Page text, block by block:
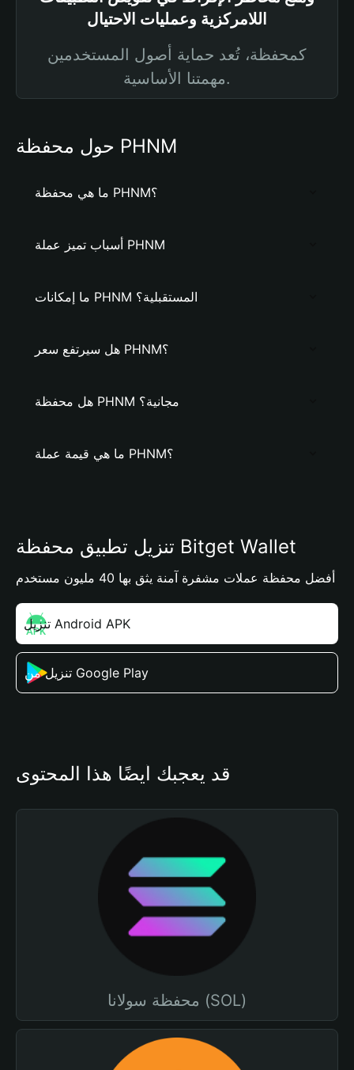
اللامركزية وعمليات الاحتيال
كمحفظة، تُعد حماية أصول المستخدمين
مهمتنا الأساسية.
حول محفظة PHNM
ما هي محفظة PHNM؟
أسباب تميز عملة PHNM
ما إمكانات PHNM المستقبلية؟
هل سيرتفع سعر PHNM؟
هل محفظة PHNM مجانية؟
ما هي قيمة عملة PHNM؟
تنزيل تطبيق محفظة Bitget Wallet
أفضل محفظة عملات مشفرة آمنة يثق بها 40 مليون مستخدم
تنزيل Android APK
تنزيل من Google Play
قد يعجبك أيضًا هذا المحتوى
محفظة سولانا (SOL)